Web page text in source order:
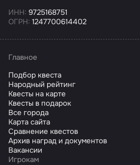
ИНН: 9725168751
ОГРН: 1247700614402
Главное
Подбор квеста
Народный рейтинг
Квесты на карте
Квесты в подарок
Все города
Карта сайта
Сравнение квестов
Архив наград и документов
Вакансии
Игрокам